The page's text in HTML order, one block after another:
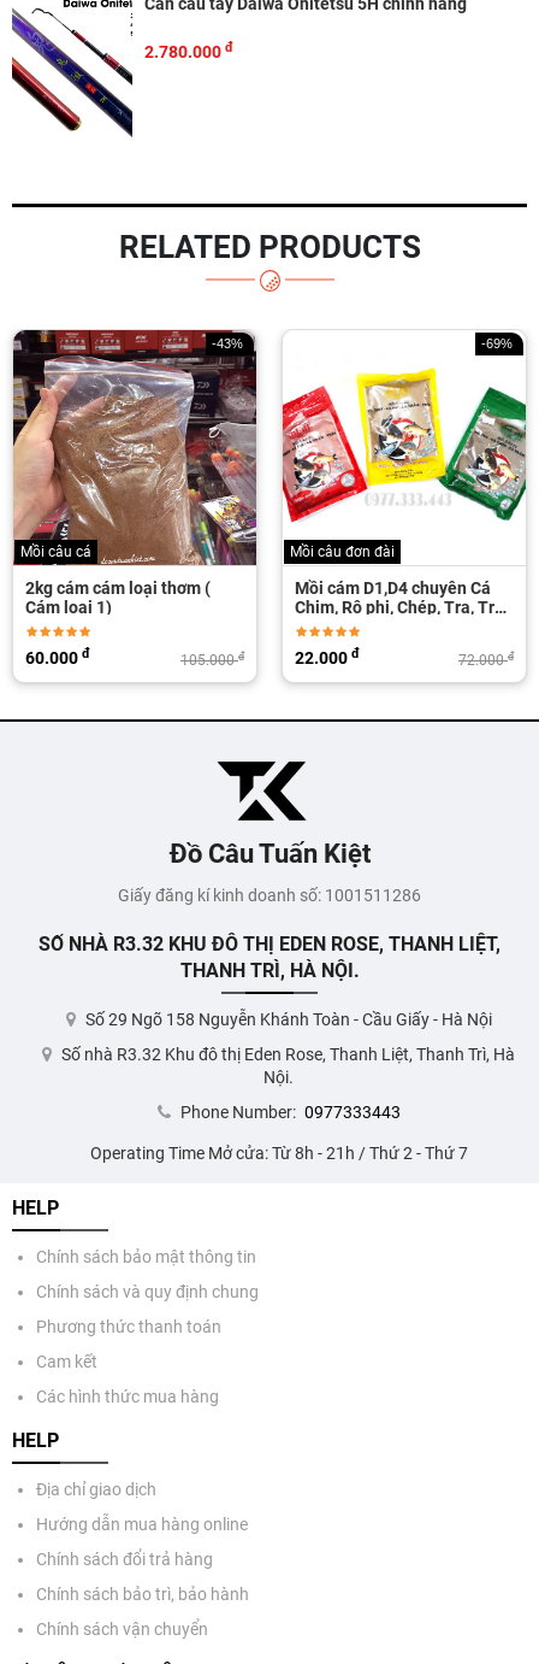
2.780.000 đ
RELATED PRODUCTS
-43%
Mồi câu cá
2kg cám cám loại thơm (
Cám loại 1)
105.000đ
60.000 đ
-69%
Mồi câu đơn đài
Mồi cám D1,D4 chuyên Cá
Chim, Rô phi, Chép, Tra, Trôi,
Trắm...
72.000đ
22.000 đ
Đồ Câu Tuấn Kiệt
Giấy đăng kí kinh doanh số: 1001511286
SỐ NHÀ R3.32 KHU ĐÔ THỊ EDEN ROSE, THANH LIỆT,
THANH TRÌ, HÀ NỘI.
Số 29 Ngõ 158 Nguyễn Khánh Toàn - Cầu Giấy - Hà Nội
Số nhà R3.32 Khu đô thị Eden Rose, Thanh Liệt, Thanh Trì, Hà
Nội.
Phone Number: 0977333443
Operating Time Mở cửa: Từ 8h - 21h / Thứ 2 - Thứ 7
HELP
Chính sách bảo mật thông tin
Chính sách và quy định chung
Phương thức thanh toán
Cam kết
Các hình thức mua hàng
HELP
Địa chỉ giao dịch
Hướng dẫn mua hàng online
Chính sách đổi trả hàng
Chính sách bảo trì, bảo hành
Chính sách vận chuyển